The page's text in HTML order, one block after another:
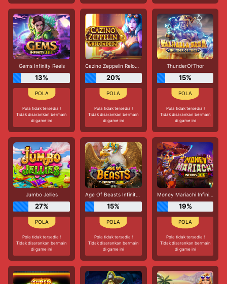
Gems Infinity Reels
13%
Pola tidak tersedia !
Tidak disarankan bermain
di game ini
Cazino Zeppelin Reloaded
20%
Pola tidak tersedia !
Tidak disarankan bermain
di game ini
ThunderOfThor
15%
Pola tidak tersedia !
Tidak disarankan bermain
di game ini
Jumbo Jellies
27%
Pola tidak tersedia !
Tidak disarankan bermain
di game ini
Age Of Beasts Infinity Reels
15%
Pola tidak tersedia !
Tidak disarankan bermain
di game ini
Money Mariachi Infinity Reels
19%
Pola tidak tersedia !
Tidak disarankan bermain
di game ini